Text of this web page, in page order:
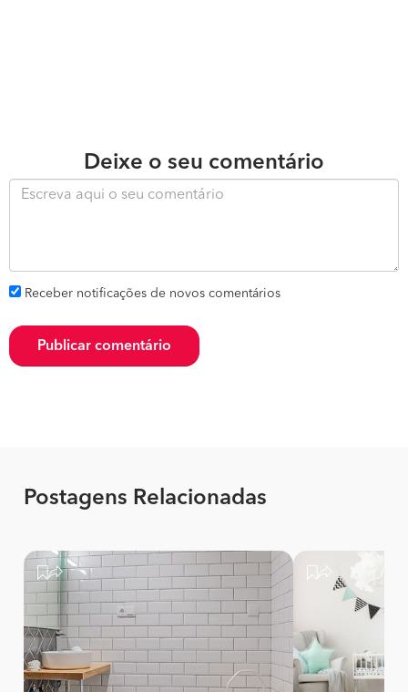
Deixe o seu comentário
Receber notificações de novos comentários
Publicar comentário
Postagens Relacionadas